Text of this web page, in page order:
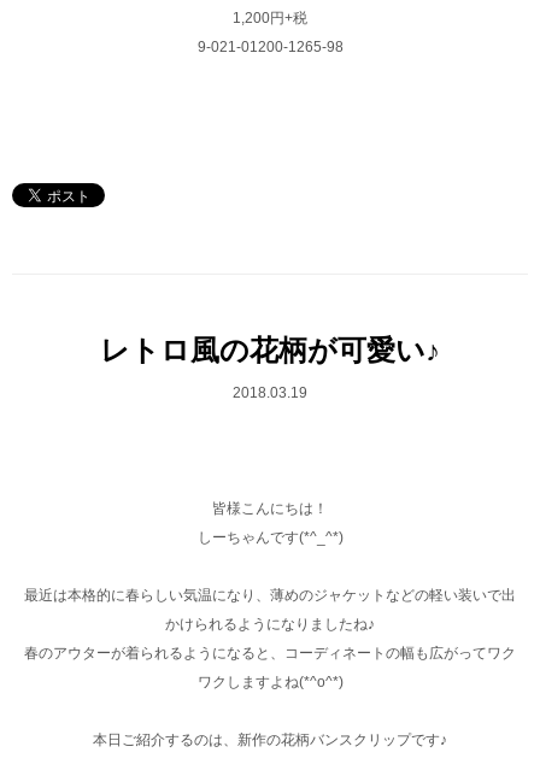
1,200円+税
9-021-01200-1265-98
レトロ風の花柄が可愛い♪
2018.03.19
皆様こんにちは！
しーちゃんです(*^_^*)
最近は本格的に春らしい気温になり、薄めのジャケットなどの軽い装いで出
かけられるようになりましたね♪
春のアウターが着られるようになると、コーディネートの幅も広がってワク
ワクしますよね(*^o^*)
本日ご紹介するのは、新作の花柄バンスクリップです♪